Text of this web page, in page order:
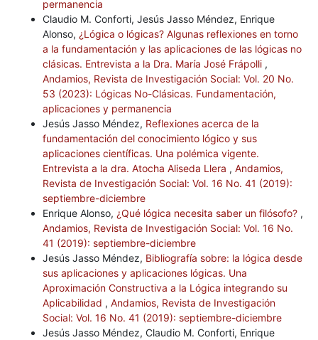
permanencia
Claudio M. Conforti, Jesús Jasso Méndez, Enrique
Alonso, ¿Lógica o lógicas? Algunas reflexiones en torno
a la fundamentación y las aplicaciones de las lógicas no
clásicas. Entrevista a la Dra. María José Frápolli ,
Andamios, Revista de Investigación Social: Vol. 20 No.
53 (2023): Lógicas No-Clásicas. Fundamentación,
aplicaciones y permanencia
Jesús Jasso Méndez, Reflexiones acerca de la
fundamentación del conocimiento lógico y sus
aplicaciones científicas. Una polémica vigente.
Entrevista a la dra. Atocha Aliseda Llera , Andamios,
Revista de Investigación Social: Vol. 16 No. 41 (2019):
septiembre-diciembre
Enrique Alonso, ¿Qué lógica necesita saber un filósofo? ,
Andamios, Revista de Investigación Social: Vol. 16 No.
41 (2019): septiembre-diciembre
Jesús Jasso Méndez, Bibliografía sobre: la lógica desde
sus aplicaciones y aplicaciones lógicas. Una
Aproximación Constructiva a la Lógica integrando su
Aplicabilidad , Andamios, Revista de Investigación
Social: Vol. 16 No. 41 (2019): septiembre-diciembre
Jesús Jasso Méndez, Claudio M. Conforti, Enrique